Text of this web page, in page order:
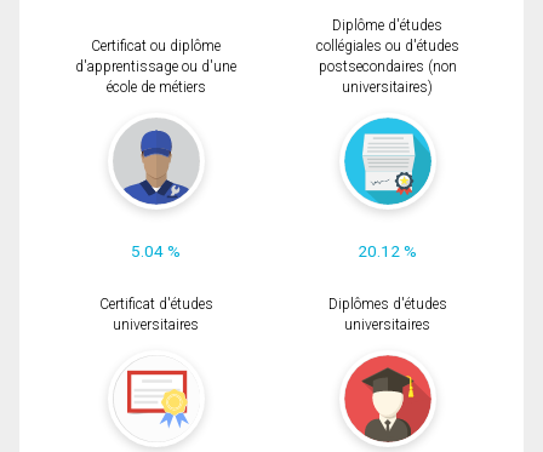
Certificat ou diplôme
d'apprentissage ou d'une
école de métiers
5.04 %
Diplôme d'études
collégiales ou d'études
postsecondaires (non
universitaires)
20.12 %
Certificat d'études
universitaires
Diplômes d'études
universitaires